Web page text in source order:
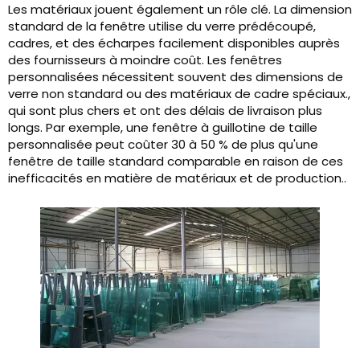
Les matériaux jouent également un rôle clé. La dimension
standard de la fenêtre utilise du verre prédécoupé,
cadres, et des écharpes facilement disponibles auprès
des fournisseurs à moindre coût. Les fenêtres
personnalisées nécessitent souvent des dimensions de
verre non standard ou des matériaux de cadre spéciaux.,
qui sont plus chers et ont des délais de livraison plus
longs. Par exemple, une fenêtre à guillotine de taille
personnalisée peut coûter 30 à 50 % de plus qu'une
fenêtre de taille standard comparable en raison de ces
inefficacités en matière de matériaux et de production..